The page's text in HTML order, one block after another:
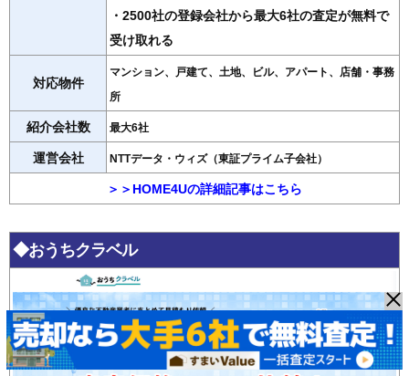
・2500社の登録会社から最大6社の査定が無料で
受け取れる
対応物件
マンション、戸建て、土地、ビル、アパート、店舗・事務
所
紹介会社数 最大6社
運営会社 NTTデータ・ウィズ（東証プライム子会社）
＞＞HOME4Uの詳細記事はこちら
◆おうちクラベル